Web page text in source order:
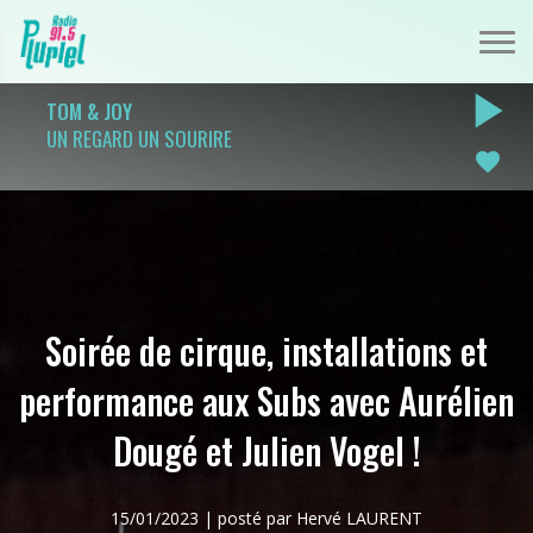
TOM & JOY
UN REGARD UN SOURIRE
play_arrow
favorite
Soirée de cirque, installations et
performance aux Subs avec Aurélien
Dougé et Julien Vogel !
15/01/2023 | posté par Hervé LAURENT